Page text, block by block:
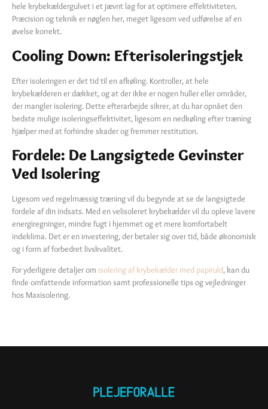
hele krybekældergulvet i et jævnt lag for at optimere effektiviteten.
Præcision og teknik er nøglen her, meget ligesom ved udførelse af en
øvelse korrekt.
Cooling Down: Efterisoleringstjek
Efter isoleringen er det tid til en afkøling. Kontroller, at hele
krybekælderen er dækket, og at der ikke er nogen huller eller områder,
der mangler isolering. Dette efterarbejde sikrer, at du har opnået den
bedste mulige isoleringseffektivitet, ligesom en nedkøling efter træning
hjælper med at forhindre skader og fremmer restitution.
Fordele: De Langsigtede Gevinster
Ved Isolering
Ligesom ved regelmæssig træning vil du begynde at se de langsigtede
fordele af din indsats. Med en velisoleret krybekælder vil du opleve lavere
energiregninger, mindre fugt i hjemmet og et mere komfortabelt
indeklima. Det er en investering, der betaler sig over tid, både økonomisk
og i form af forbedret livskvalitet.
For yderligere detaljer om isolering af krybekælder med papiruld, kan du
finde omfattende information samt professionelle tips og vejledninger
hos Maxisolering.